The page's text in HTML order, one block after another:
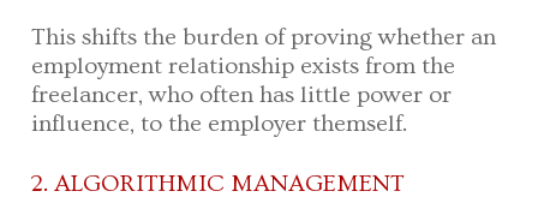
This shifts the burden of proving whether an
employment relationship exists from the
freelancer, who often has little power or
influence, to the employer themself.
2. ALGORITHMIC MANAGEMENT